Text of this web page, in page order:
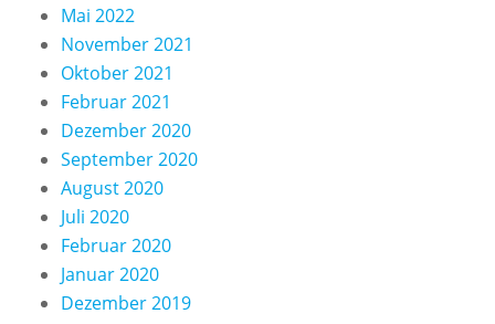
Mai 2022
November 2021
Oktober 2021
Februar 2021
Dezember 2020
September 2020
August 2020
Juli 2020
Februar 2020
Januar 2020
Dezember 2019